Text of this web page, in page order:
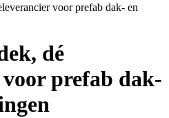
voor prefab dak- en
dé
prefab dak-